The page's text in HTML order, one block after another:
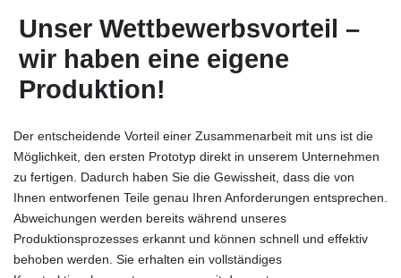
Unser Wettbewerbsvorteil –
wir haben eine eigene
Produktion!
Der entscheidende Vorteil einer Zusammenarbeit mit uns ist die
Möglichkeit, den ersten Prototyp direkt in unserem Unternehmen
zu fertigen. Dadurch haben Sie die Gewissheit, dass die von
Ihnen entworfenen Teile genau Ihren Anforderungen entsprechen.
Abweichungen werden bereits während unseres
Produktionsprozesses erkannt und können schnell und effektiv
behoben werden. Sie erhalten ein vollständiges